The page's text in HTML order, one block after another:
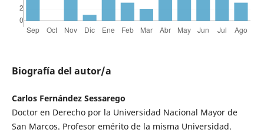
Biografía del autor/a
Carlos Fernández Sessarego
Doctor en Derecho por la Universidad Nacional Mayor de
San Marcos. Profesor emérito de la misma Universidad.